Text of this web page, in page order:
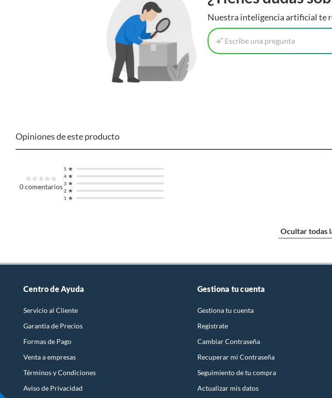
Nuestra inteligencia artificial te
Escribe una pregunta
Opiniones de este producto
0comentarios
1
2
3
4
5
Ocultar todas
Centro de Ayuda
Servicio al Cliente
Garantía de Precios
Formas de Pago
Venta a empresas
Términos y Condiciones
Aviso de Privacidad
Gestiona tu cuenta
Gestiona tu cuenta
Registrate
Cambiar Contraseña
Recuperar mi Contraseña
Seguimiento de tu compra
Actualizar mis datos